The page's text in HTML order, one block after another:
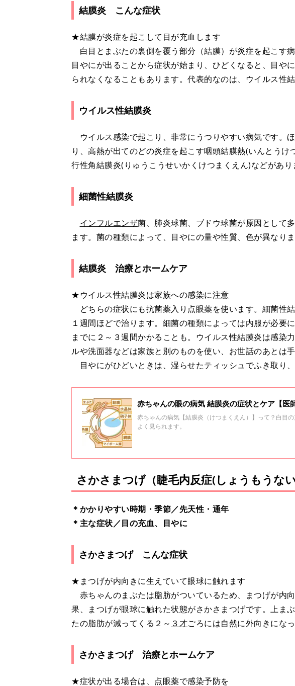
結膜炎 こんな症状
★結膜が炎症を起こして目が充血します
白目とまぶたの裏側を覆う部分（結膜）が炎症を起こす
目やにが出ることから症状が始まり、ひどくなると、目や
られなくなることもあります。代表的なのは、ウイルス性
ウイルス性結膜炎
ウイルス感染で起こり、非常にうつりやすい病気です。
り、高熱が出てのどの炎症を起こす咽頭結膜熱(いんとう
行性角結膜炎(りゅうこうせいかくけつまくえん)などがあり
細菌性結膜炎
インフルエンザ菌、肺炎球菌、ブドウ球菌が原因として
ます。菌の種類によって、目やにの量や性質、色が異なりま
結膜炎 治療とホームケア
★ウイルス性結膜炎は家族への感染に注意
どちらの症状にも抗菌薬入り点眼薬を使います。細菌性
１週間ほどで治ります。細菌の種類によっては内服が必要
までに２～３週間かかることも。ウイルス性結膜炎は感染
ルや洗面器などは家族と別のものを使い、お世話のあとは
目やにがひどいときは、湿らせたティッシュでふき取り、
赤ちゃんの眼の病気 結膜炎の症状とケア【医
赤ちゃんの病気【結膜炎（けつまくえん）】って？白目
よく見られます。
さかさまつげ（睫毛内反症(しょうもうな
＊かかりやすい時期・季節／先天性・通年
＊主な症状／目の充血、目やに
さかさまつげ こんな症状
★まつげが内向きに生えていて眼球に触れます
赤ちゃんのまぶたは脂肪がついているため、まつげが内
果、まつげが眼球に触れた状態がさかさまつげです。上ま
たの脂肪が減ってくる２～ ３才ごろには自然に外向きにな
さかさまつげ 治療とホームケア
★症状が出る場合は、点眼薬で感染予防を